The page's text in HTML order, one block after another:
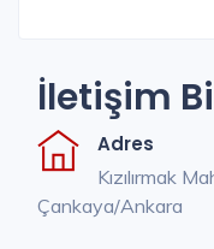
İletişim
Adres
Kızılırmak
Çankaya/Ankara